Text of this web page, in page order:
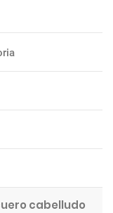
cabelludo